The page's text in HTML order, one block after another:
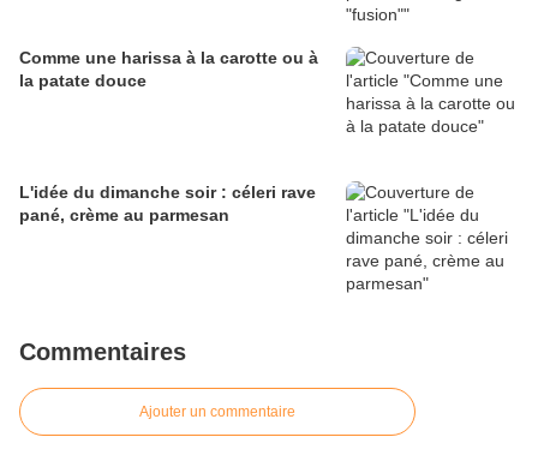
Comme une harissa à la carotte ou à
la patate douce
L'idée du dimanche soir : céleri rave
pané, crème au parmesan
Commentaires
Ajouter un commentaire